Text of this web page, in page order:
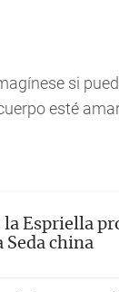
si
esté
Espriella
Seda china